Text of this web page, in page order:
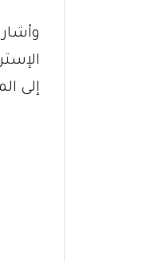
إلى